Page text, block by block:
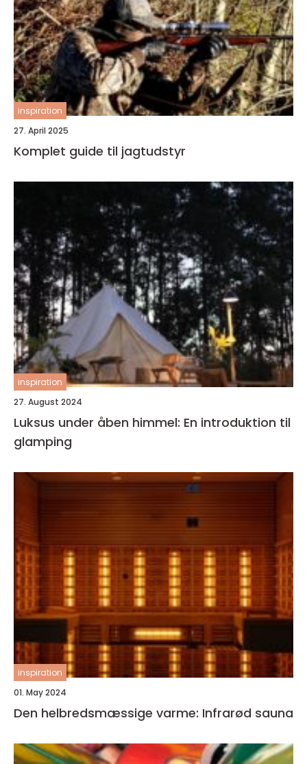
inspiration
27. April 2025
Komplet guide til jagtudstyr
inspiration
27. August 2024
Luksus under åben himmel: En introduktion til
glamping
inspiration
01. May 2024
Den helbredsmæssige varme: Infrarød sauna